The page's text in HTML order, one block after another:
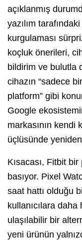
açıklanmış
yazılım
kurgulaması
koçluk önerileri,
bildirim ve bulutla
cihazın “sadece
platform” gibi
Google
markasının kendi
üçlüsünde
Kısacası, Fitbit bir
basıyor. Pixel
saat hattı olduğu
kullanıcılara
ulaşılabilir bir
yeni ürünün